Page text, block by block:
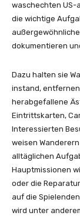
waschechten US-
die wichtige
dokumentieren
Dazu halten sie
instand,
herabgefallene
Eintrittskarten,
Interessierten
weisen
alltäglichen
Hauptmissionen
oder die
auf die
wird unter